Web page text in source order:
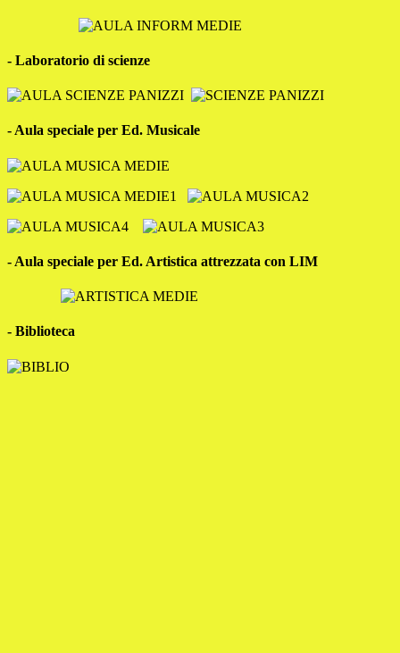
- Laboratorio di scienze
- Aula speciale per Ed. Musicale
- Aula speciale per Ed. Artistica attrezzata con LIM
- Biblioteca